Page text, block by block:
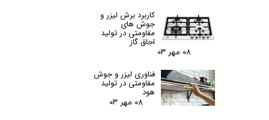
کاربرد برش لیزر و
جوش های
مقاومتی در تولید
اجاق گاز
۰۸ مهر ۰۳
فناوری لیزر و جوش
مقاومتی در تولید
هود
۰۸ مهر ۰۳